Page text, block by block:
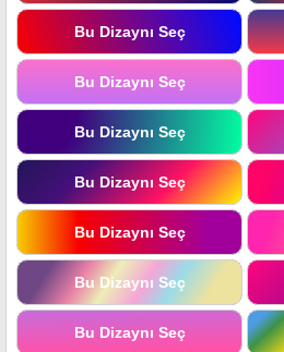
Bu Dizaynı Seç
Bu Dizaynı Seç
Bu Dizaynı Seç
Bu Dizaynı Seç
Bu Dizaynı Seç
Bu Dizaynı Seç
Bu Dizaynı Seç